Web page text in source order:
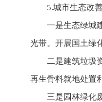
5.城市生态改
一是生态绿城
光带。开展国土绿
二是建筑垃圾
再生骨料就地处置
三是园林绿化